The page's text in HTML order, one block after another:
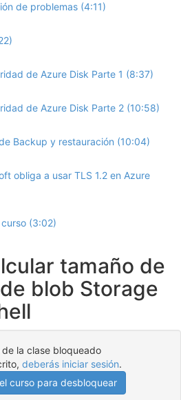
de problemas (4:11)
de Azure Disk Parte 1 (8:37)
de Azure Disk Parte 2 (10:58)
Backup y restauración (10:04)
obliga a usar TLS 1.2 en Azure
(3:02)
tamaño de
blob Storage
la clase bloqueado
deberás iniciar sesión.
curso para desbloquear